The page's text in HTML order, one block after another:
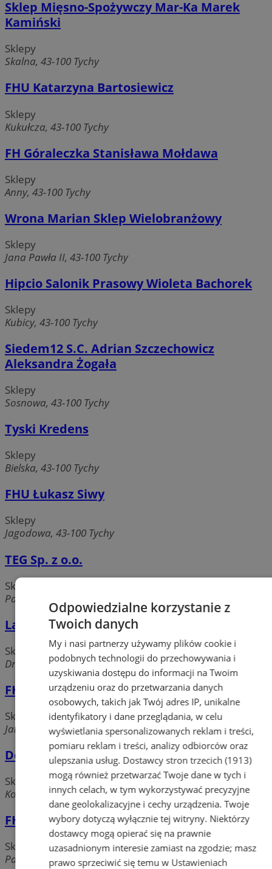
Sklep Mięsno-Spożywczy Mar-Ka Marek
Kamiński
Sklepy
Skalna, 43-100 Tychy
FHU Katarzyna Bartosiewicz
Sklepy
Kukułcza, 43-100 Tychy
FH Góraleczka Stanisława Mołdawa
Sklepy
Anny, 43-100 Tychy
Wrona Marian Sklep Wielobranżowy
Sklepy
Jana Pawła II, 43-100 Tychy
Hipcio Salonik Prasowy Wioleta Bachorek
Sklepy
Kubicy, 43-100 Tychy
Siedem12 S.C. Adrian Szczechowicz
Aleksandra Żogała
Sklepy
Sosnowa, 43-100 Tychy
Tyski Kredens
Sklepy
Bielska, 43-100 Tychy
FHU Łukasz Siwy
Sklepy
Jagodowa, 43-100 Tychy
TEG Sp. z o.o.
Sklepy
Paprocańska, 43-100 Tychy
La Mar FHU Mariusz Lachowski
Sklepy
Dmowskiego, 43-100 Tychy
FHU Grażyna Jendrysko
Sklepy
Jakuba, 43-100 Tychy
Denar FHU Aleksander Majkowski
Sklepy
Kościuszki, 43-100 Tychy
FHU Judyta Ślosarczyk Iwet
Sklepy
Paprocańska, 43-100 Tychy
Odpowiedzialne korzystanie z
Twoich danych
My i nasi partnerzy używamy plików cookie i
podobnych technologii do przechowywania i
uzyskiwania dostępu do informacji na Twoim
urządzeniu oraz do przetwarzania danych
osobowych, takich jak Twój adres IP, unikalne
identyfikatory i dane przeglądania, w celu
wyświetlania spersonalizowanych reklam i treści,
pomiaru reklam i treści, analizy odbiorców oraz
ulepszania usług. Dostawcy stron trzecich (1913)
mogą również przetwarzać Twoje dane w tych i
innych celach, w tym wykorzystywać precyzyjne
dane geolokalizacyjne i cechy urządzenia. Twoje
wybory dotyczą wyłącznie tej witryny. Niektórzy
dostawcy mogą opierać się na prawnie
uzasadnionym interesie zamiast na zgodzie; masz
prawo sprzeciwić się temu w Ustawieniach